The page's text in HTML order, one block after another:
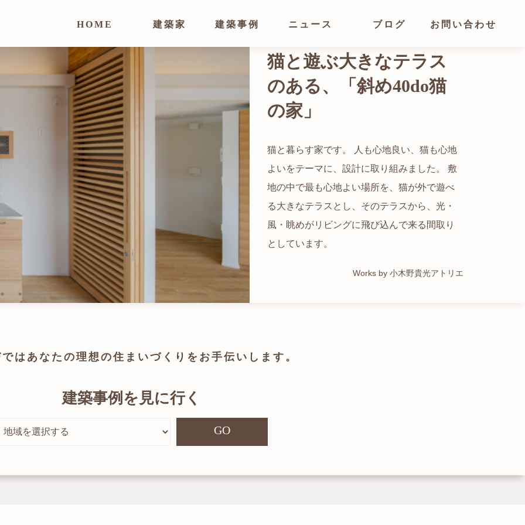
HOME 建築家 建築事例 ニュース ブログ お問い合わせ
猫と暮らす家です。 人も心地良い、猫も心地
よいをテーマに、設計に取り組みました。 敷
地の中で最も心地よい場所を、猫が外で遊べ
る大きなテラスとし、そのテラスから、光・
風・眺めがリビングに飛び込んで来る間取り
としています。
Works by 小木野貴光アトリエ
光が溢れ、広がりある
都心でありながらも緑の多いエリアです。 そ
の緑の借景も取り入れること、窓の配置を工
夫することで、光を取り入れながらも、カー
テンを閉じずに生活できる様設計していま
す。
Works by トレイルアーキテクツ 一級建築士事務所
自然の中の岩山を切り開いて造った、ワイル
ドなゲストハウスをイメージした空間が広が
る都市型住宅です。
Works by ZAG空間設計舎
かつての機織り工場が、その趣を残しつつ孫
世帯の住居へと蘇りました。
Works by ZAG空間設計舎
は あなたの理想の住まいづくりを お手伝いします。
建築事例を見に行く
GO